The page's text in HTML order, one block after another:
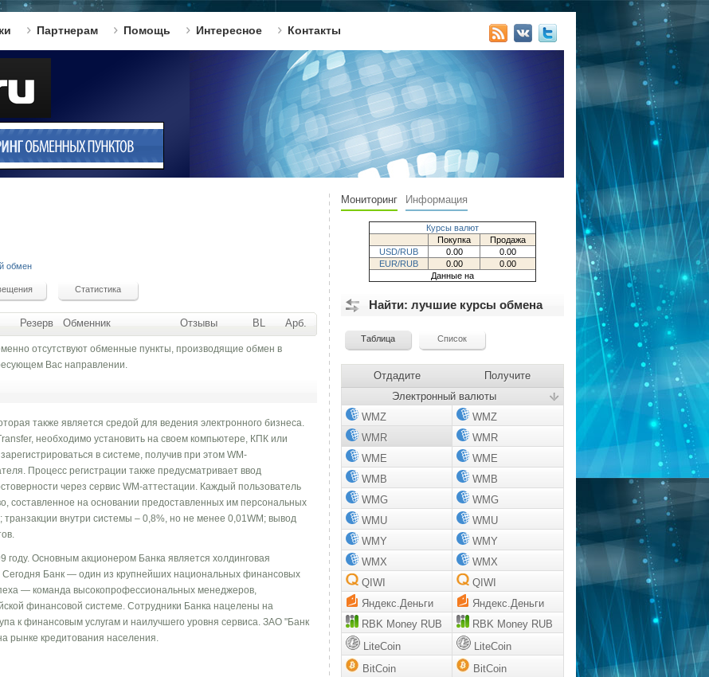
Партнерам Помощь Интересное Контакты
обмен
Резерв Обменник Отзывы BL Арб.
отсутствуют обменные пункты, производящие обмен в
Вас направлении.
также является средой для ведения электронного бизнеса.
необходимо установить на своем компьютере, КПК или
в системе, получив при этом WM-
Процесс регистрации также предусматривает ввод
через сервис WM-аттестации. Каждый пользователь
составленное на основании предоставленных им персональных
внутри системы – 0,8%, но не менее 0,01WM; вывод
году. Основным акционером Банка является холдинговая
Банк — один из крупнейших национальных финансовых
— команда высокопрофессиональных менеджеров,
финансовой системе. Сотрудники Банка нацелены на
к финансовым услугам и наилучшего уровня сервиса. ЗАО "Банк
рынке кредитования населения.
Мониторинг Информация
Курсы валют
Покупка
Продажа
USD/RUB
0.00
0.00
EUR/RUB
0.00
0.00
Данные на
Найти: лучшие курсы обмена
Отдадите
Получите
Электронный валюты
WMZ
WMZ
WMR
WMR
WME
WME
WMB
WMB
WMG
WMG
WMU
WMU
WMY
WMY
WMX
WMX
QIWI
QIWI
Яндекс.Деньги
Яндекс.Деньги
RBK Money RUB
RBK Money RUB
LiteCoin
LiteCoin
BitCoin
BitCoin